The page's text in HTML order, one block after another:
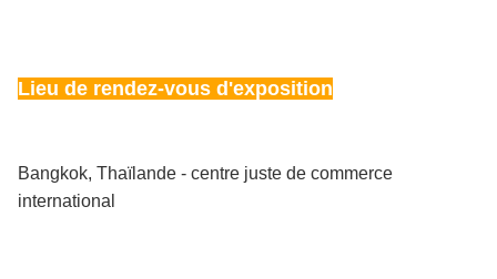
Lieu de rendez-vous d'exposition
Bangkok, Thaïlande - centre juste de commerce
international